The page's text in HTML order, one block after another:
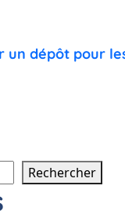
un dépôt pour
Rechercher